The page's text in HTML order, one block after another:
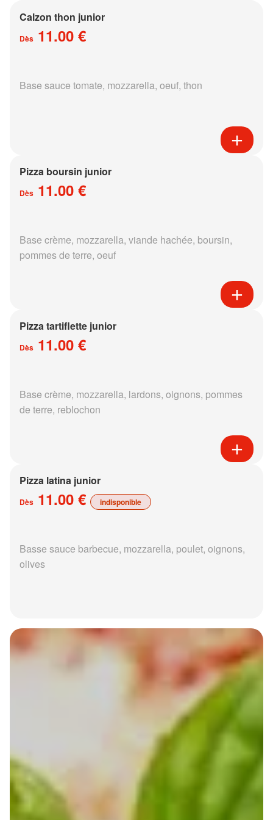
Calzon thon junior
Dès 11.00 €
Base sauce tomate, mozzarella, oeuf, thon
Pizza boursin junior
Dès 11.00 €
Base crème, mozzarella, viande hachée, boursin,
pommes de terre, oeuf
Pizza tartiflette junior
Dès 11.00 €
Base crème, mozzarella, lardons, oignons, pommes
de terre, reblochon
Pizza latina junior
Dès 11.00 € indisponible
Basse sauce barbecue, mozzarella, poulet, oignons,
olives